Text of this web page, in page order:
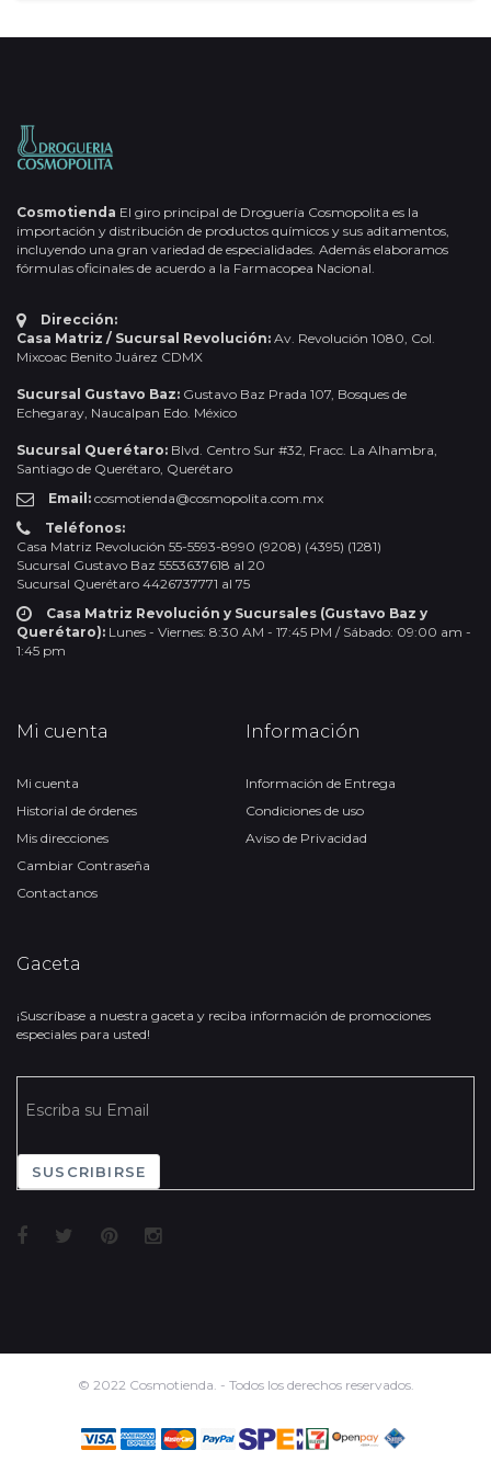
Cosmotienda El giro principal de Droguería Cosmopolita es la
importación y distribución de productos químicos y sus aditamentos,
incluyendo una gran variedad de especialidades. Además elaboramos
fórmulas oficinales de acuerdo a la Farmacopea Nacional.
Dirección:
Casa Matriz / Sucursal Revolución: Av. Revolución 1080, Col.
Mixcoac Benito Juárez CDMX
Sucursal Gustavo Baz: Gustavo Baz Prada 107, Bosques de
Echegaray, Naucalpan Edo. México
Sucursal Querétaro: Blvd. Centro Sur #32, Fracc. La Alhambra,
Santiago de Querétaro, Querétaro
Email: cosmotienda@cosmopolita.com.mx
Teléfonos:
Casa Matriz Revolución 55-5593-8990 (9208) (4395) (1281)
Sucursal Gustavo Baz 5553637618 al 20
Sucursal Querétaro 4426737771 al 75
Casa Matriz Revolución y Sucursales (Gustavo Baz y
Querétaro): Lunes - Viernes: 8:30 AM - 17:45 PM / Sábado: 09:00 am -
1:45 pm
Mi cuenta
Mi cuenta
Historial de órdenes
Mis direcciones
Cambiar Contraseña
Contactanos
Información
Información de Entrega
Condiciones de uso
Aviso de Privacidad
Gaceta
¡Suscríbase a nuestra gaceta y reciba información de promociones
especiales para usted!
SUSCRIBIRSE
© 2022 Cosmotienda. - Todos los derechos reservados.